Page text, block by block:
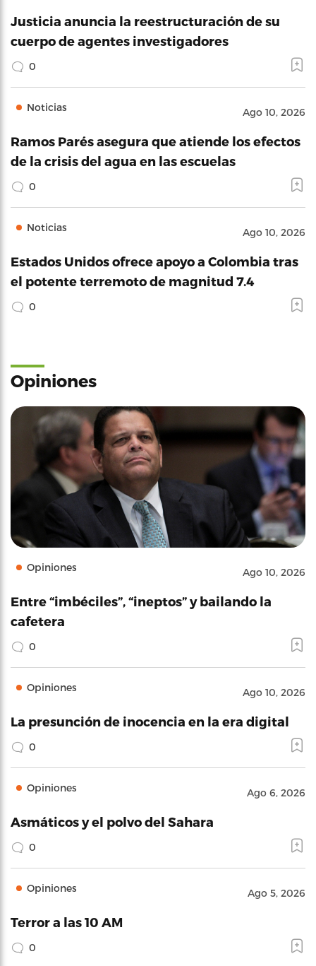
Justicia anuncia la reestructuración de su
cuerpo de agentes investigadores
0
Noticias Ago 10, 2026
Ramos Parés asegura que atiende los efectos
de la crisis del agua en las escuelas
0
Noticias Ago 10, 2026
Estados Unidos ofrece apoyo a Colombia tras
el potente terremoto de magnitud 7.4
0
Opiniones
Opiniones Ago 10, 2026
Entre “imbéciles”, “ineptos” y bailando la
cafetera
0
Opiniones Ago 10, 2026
La presunción de inocencia en la era digital
0
Opiniones Ago 6, 2026
Asmáticos y el polvo del Sahara
0
Opiniones Ago 5, 2026
Terror a las 10 AM
0